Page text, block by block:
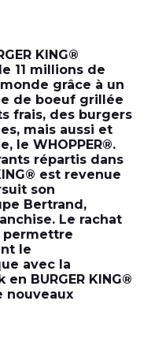
KING®
11 millions de
grâce à un
de boeuf grillée
frais, des burgers
mais aussi et
le WHOPPER®.
répartis dans
est revenue
son
Bertrand,
Le rachat
permettre
le
avec la
BURGER KING®
nouveaux